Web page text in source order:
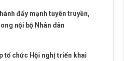
đẩy mạnh tuyên truyền,
nội bộ Nhân dân
tổ chức Hội nghị triển khai